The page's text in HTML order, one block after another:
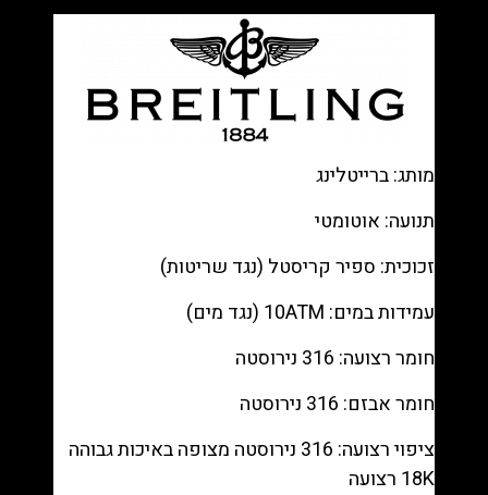
bracelet
רפליקה
98803355
מותג: ברייטלינג
תנועה: אוטומטי
זכוכית: ספיר קריסטל (נגד שריטות)
עמידות במים: 10ATM (נגד מים)
חומר רצועה: 316 נירוסטה
חומר אבזם: 316 נירוסטה
ציפוי רצועה: 316 נירוסטה מצופה באיכות גבוהה
18K רצועה